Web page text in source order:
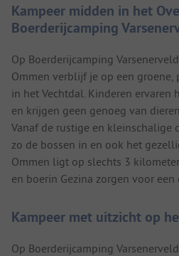
Kampeer midden in het
Boerderijcamping
Op Boerderijcamping
Ommen verblijf je op een
in het Vechtdal. Kinderen
en krijgen geen genoeg van
Vanaf de rustige en kleinschalige
zo de bossen in en ook het
Ommen ligt op slechts 3
en boerin Gezina zorgen voor
Kampeer met uitzicht op
Op Boerderijcamping